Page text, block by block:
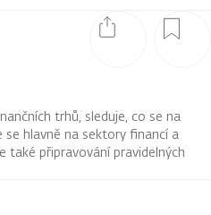
trhů, sleduje, co se na
hlavně na sektory financí a
také připravování pravidelných